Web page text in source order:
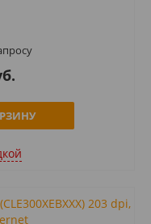
203 dpi,